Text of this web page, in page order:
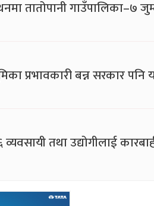
तातोपानी गाउँपालिका–७
प्रभावकारी बन्न सरकार पनि
तथा उद्योगीलाई